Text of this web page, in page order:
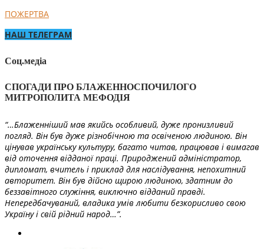
ПОЖЕРТВА
НАШ ТЕЛЕГРАМ
Соц.медіа
СПОГАДИ ПРО БЛАЖЕННОСПОЧИЛОГО
МИТРОПОЛИТА МЕФОДІЯ
“…Блаженніший мав якийсь особливий, дуже пронизливий
погляд. Він був дуже різнобічною та освіченою людиною. Він
цінував українську культуру, багато читав, працював і вимагав
від оточення відданої праці. Природжений адміністратор,
дипломат, вчитель і приклад для наслідування, непохитний
авторитет. Він був дійсно щирою людиною, здатним до
беззавітного служіння, виключно відданий правді.
Непередбачуваний, владика умів любити безкорисливо свою
Україну і свій рідний народ…”.